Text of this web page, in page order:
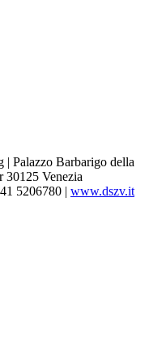
| Palazzo Barbarigo della
30125 Venezia
5206780 | www.dszv.it